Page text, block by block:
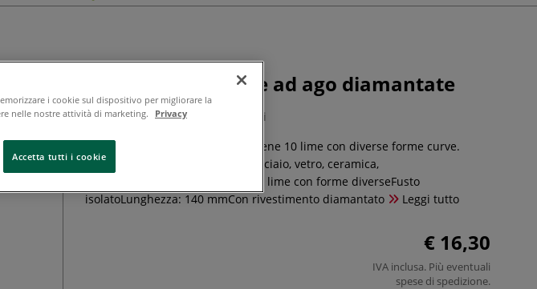
Pebaro - Set di lime ad ago diamantate
0 recensioni
Il set di lime ad ago Pebaro contiene 10 lime con diverse forme curve.
Ideale per materiali duri come acciaio, vetro, ceramica,
ecc.Caratteristiche:Contenuto: 10 lime con forme diverseFusto
isolatoLunghezza: 140 mmCon rivestimento diamantato
Leggi tutto
€ 16,30
IVA inclusa. Più eventuali
spese di spedizione.
i cookie sul dispositivo per migliorare la
nelle nostre attività di marketing.
Privacy
Accetta tutti i cookie